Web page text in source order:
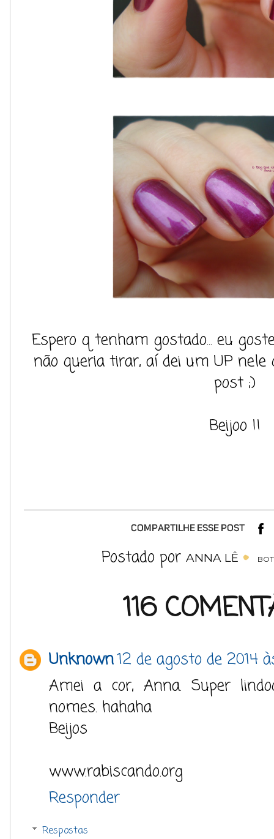
Espero q tenham gostado... eu
não queria tirar, aí dei um UP
post ;)
Beijoo !!
Postado por ANNA LÊ
116
Unknown12 de agosto de 2014
Amei a cor, Anna. Super
nomes. hahaha
Beijos
www.rabiscando.org
Responder
Respostas